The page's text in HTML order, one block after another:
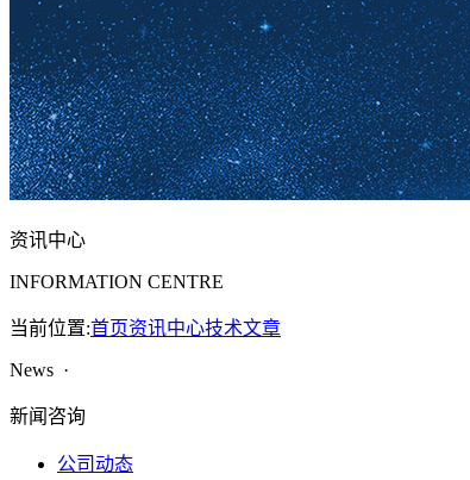
资讯中心
INFORMATION CENTRE
当前位置:首页资讯中心技术文章
News ·
新闻咨询
公司动态